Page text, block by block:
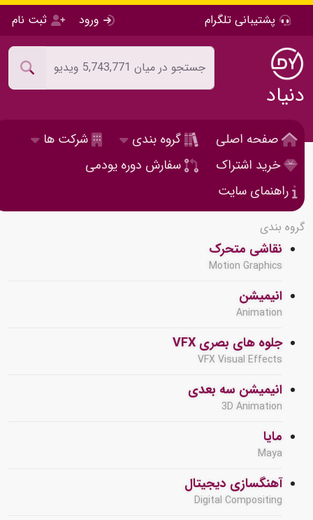
پشتیبانی تلگرام ورود ثبت نام
دنیاد
صفحه اصلی گروه بندی
شرکت ها
خرید اشتراک
سفارش دوره یودمی
راهنمای سایت
گروه بندی
نقاشی متحرک
Motion Graphics
انیمیشن
Animation
جلوه های بصری VFX
VFX Visual Effects
انیمیشن سه بعدی
3D Animation
مایا
Maya
آهنگسازی دیجیتال
Digital Compositing